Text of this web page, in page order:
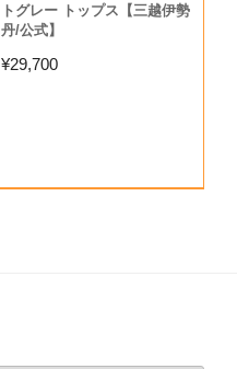
トグレー トップス【三越伊勢
丹/公式】
¥29,700